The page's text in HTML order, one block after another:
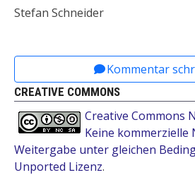
Stefan Schneider
Kommentar
CREATIVE COMMONS
Creative Commons
Keine kommerzielle
Weitergabe unter gleichen
Unported Lizenz.